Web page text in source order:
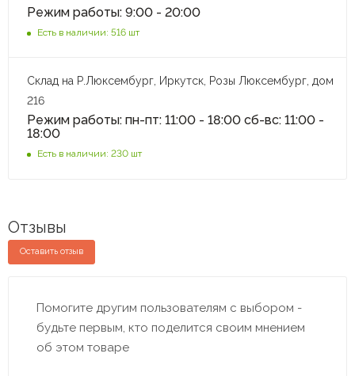
Режим работы: 9:00 - 20:00
Есть в наличии: 516 шт
Склад на Р.Люксембург, Иркутск, Розы Люксембург, дом
216
Режим работы: пн-пт: 11:00 - 18:00 сб-вс: 11:00 -
18:00
Есть в наличии: 230 шт
Отзывы
Оставить отзыв
Помогите другим пользователям с выбором -
будьте первым, кто поделится своим мнением
об этом товаре